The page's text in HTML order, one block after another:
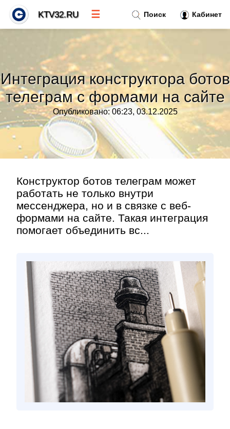
Интеграция конструктора ботов
телеграм с формами на сайте
Опубликовано: 06:23, 03.12.2025
Конструктор ботов телеграм может
работать не только внутри
мессенджера, но и в связке с веб-
формами на сайте. Такая интеграция
помогает объединить вс...
Поиск Кабинет
KTV32.RU ☰
Тренды новостей »
Рубрики»
Правила»
Контакт»